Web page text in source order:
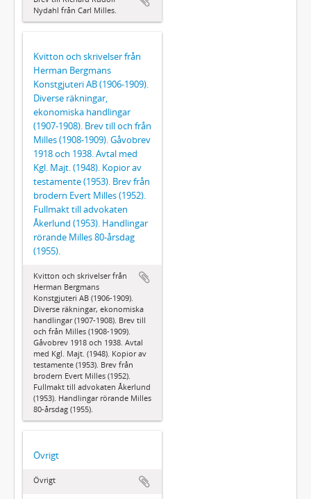
Nydahl från Carl Milles.
Kvitton och skrivelser från
Herman Bergmans
Konstgjuteri AB (1906-1909).
Diverse räkningar,
ekonomiska handlingar
(1907-1908). Brev till och från
Milles (1908-1909). Gåvobrev
1918 och 1938. Avtal med
Kgl. Majt. (1948). Kopior av
testamente (1953). Brev från
brodern Evert Milles (1952).
Fullmakt till advokaten
Åkerlund (1953). Handlingar
rörande Milles 80-årsdag
(1955).
Kvitton och skrivelser från
Herman Bergmans
Konstgjuteri AB (1906-1909).
Diverse räkningar, ekonomiska
handlingar (1907-1908). Brev till
och från Milles (1908-1909).
Gåvobrev 1918 och 1938. Avtal
med Kgl. Majt. (1948). Kopior av
testamente (1953). Brev från
brodern Evert Milles (1952).
Fullmakt till advokaten Åkerlund
(1953). Handlingar rörande Milles
80-årsdag (1955).
Övrigt
Övrigt